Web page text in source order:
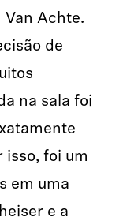
Van Achte.
de
na sala foi
isso, foi um
em uma
e a